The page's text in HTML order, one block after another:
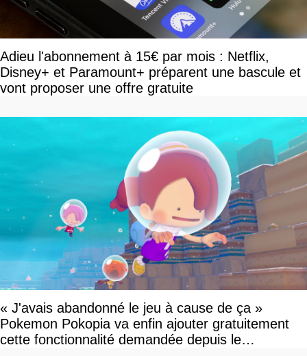
Adieu l'abonnement à 15€ par mois : Netflix,
Disney+ et Paramount+ préparent une bascule et
vont proposer une offre gratuite
« J'avais abandonné le jeu à cause de ça »
Pokemon Pokopia va enfin ajouter gratuitement
cette fonctionnalité demandée depuis le